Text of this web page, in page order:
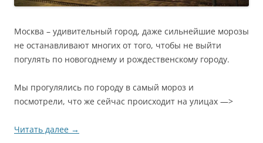
Москва – удивительный город, даже сильнейшие морозы
не останавливают многих от того, чтобы не выйти
погулять по новогоднему и рождественскому городу.
Мы прогулялись по городу в самый мороз и
посмотрели, что же сейчас происходит на улицах —>
Читать далее →